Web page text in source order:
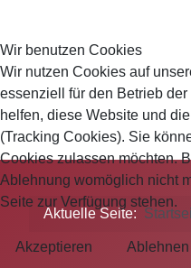
Aktuelle Seite:
Wir benutzen Cookies
Wir nutzen Cookies auf
essenziell für den Betrieb
helfen, diese Website und
(Tracking Cookies). Sie
Cookies zulassen möchten.
Ablehnung womöglich nicht
Seite zur Verfügung stehen.
Akzeptieren Ablehnen